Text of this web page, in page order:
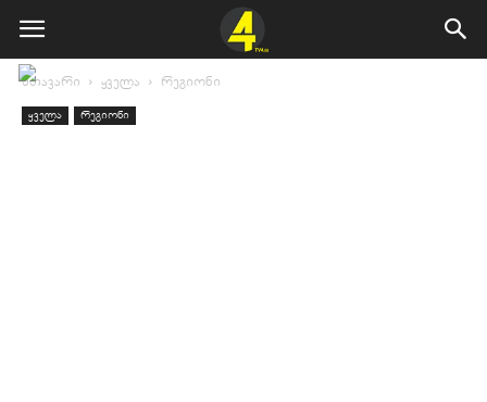
მთავარი ყველა რეგიონი
ყველა რეგიონი